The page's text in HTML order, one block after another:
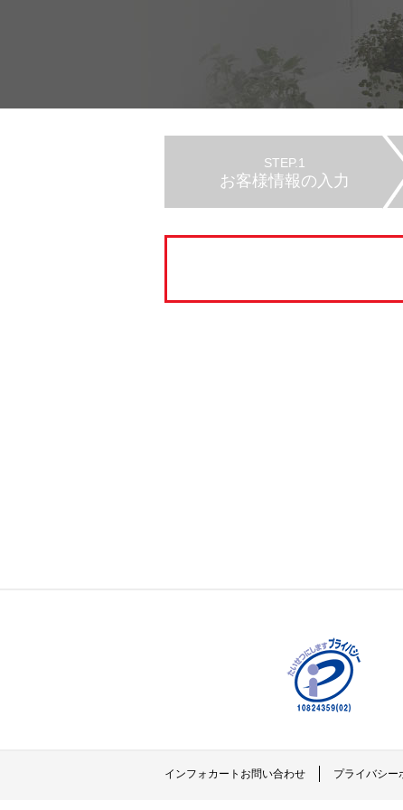
STEP.1
お客様情報の入力
インフォカートお問い合わせ プライバシー